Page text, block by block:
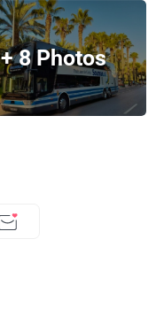
+ 8 Photos